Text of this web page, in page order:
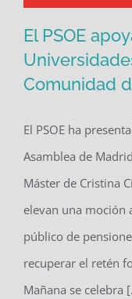
El PSOE
Comunidad
El PSOE ha
Asamblea de
Máster de Cristina
elevan una moción
público de
recuperar el retén
Mañana se celebra